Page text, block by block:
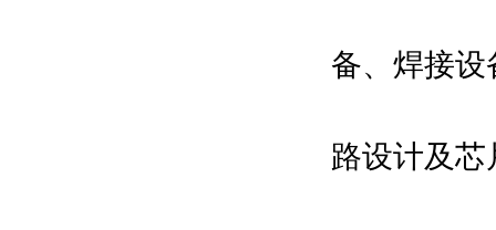
备、焊接
路设计及